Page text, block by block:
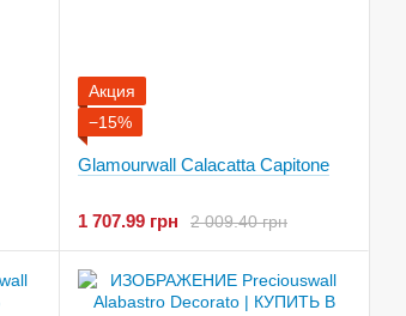
Акция
−15%
Glamourwall Calacatta Capitone
2 009.40 грн
1 707.99 грн